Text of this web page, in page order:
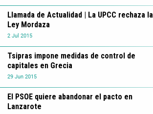
2 Jul 2015
Llamada de Actualidad | La UPCC rechaza la
Ley Mordaza
29 Jun 2015
Tsipras impone medidas de control de
capitales en Grecia
El PSOE quiere abandonar el pacto en
Lanzarote